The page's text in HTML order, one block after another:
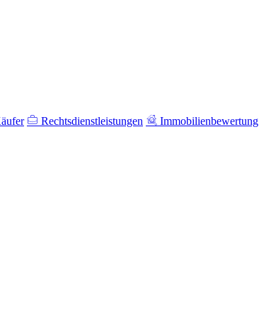
Rechtsdienstleistungen Immobilienbewertung